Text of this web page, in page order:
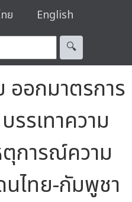
ย English
🔍︎
ออกมาตรการ
รรเทาความ
ตุการณ์ความ
นไทย-กัมพูชา